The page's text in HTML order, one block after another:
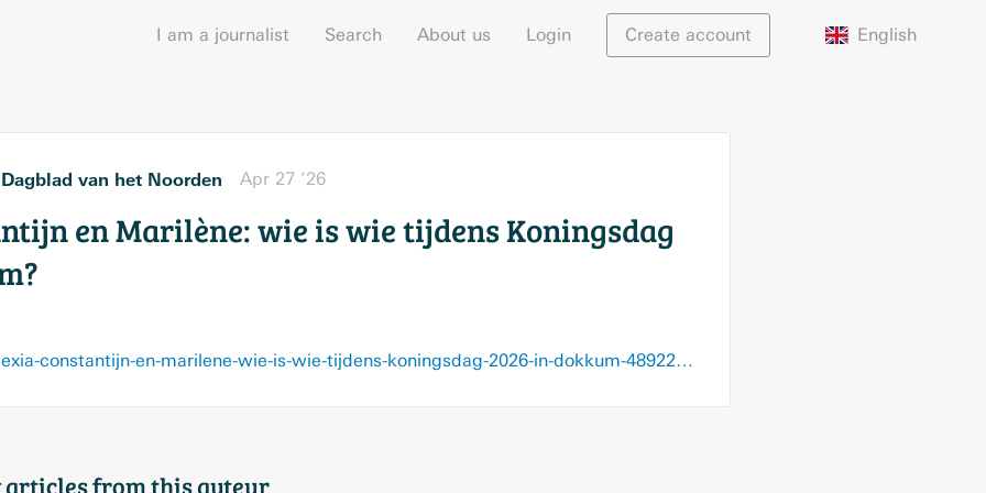
I am a journalist Search About us Login Create account English
Dagblad van het Noorden Apr 27 ’26
en Marilène: wie is wie tijdens Koningsdag
dvhn.nl/meer/leven/alexia-constantijn-en-marilene-wie-is-wie-tijdens-koningsdag-2026-in-dokkum-48922833.html
articles from this auteur